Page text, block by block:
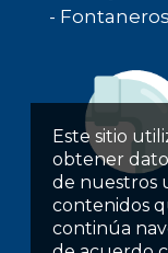
Este sitio
obtener
de nuestros
contenidos
continúa
-